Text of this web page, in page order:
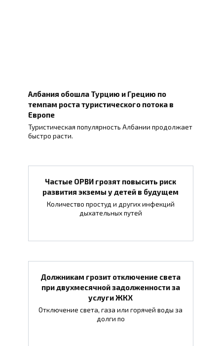
Албания обошла Турцию и Грецию по
темпам роста туристического потока в
Европе
Туристическая популярность Албании продолжает
быстро расти.
Частые ОРВИ грозят повысить риск
развития экземы у детей в будущем
Количество простуд и других инфекций
дыхательных путей
Должникам грозит отключение света
при двухмесячной задолженности за
услуги ЖКХ
Отключение света, газа или горячей воды за
долги по